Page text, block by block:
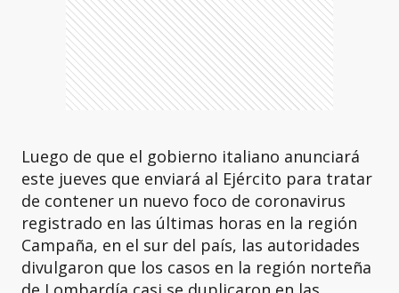
Luego de que el gobierno italiano anunciará
este jueves que enviará al Ejército para tratar
de contener un nuevo foco de coronavirus
registrado en las últimas horas en la región
Campaña, en el sur del país, las autoridades
divulgaron que los casos en la región norteña